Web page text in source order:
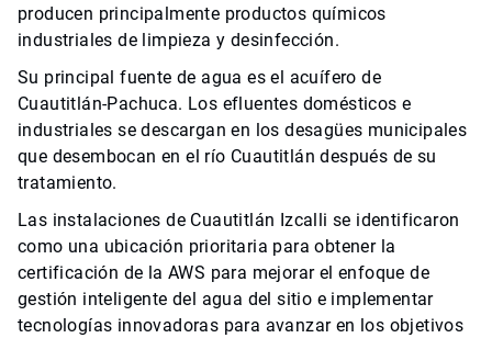
producen principalmente productos químicos
industriales de limpieza y desinfección.
Su principal fuente de agua es el acuífero de
Cuautitlán-Pachuca. Los efluentes domésticos e
industriales se descargan en los desagües municipales
que desembocan en el río Cuautitlán después de su
tratamiento.
Las instalaciones de Cuautitlán Izcalli se identificaron
como una ubicación prioritaria para obtener la
certificación de la AWS para mejorar el enfoque de
gestión inteligente del agua del sitio e implementar
tecnologías innovadoras para avanzar en los objetivos